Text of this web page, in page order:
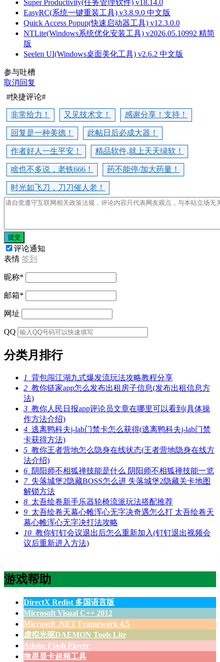
Super Productivity(任务管理软件) v18.14.0
EasyRC(系统一键重装工具) v3.8.9.0 中文版
Quick Access Popup(快速启动器工具) v12.3.0.0
NTLite(Windows系统优化安装工具) v2026.05.10992 精简
版
Seelen UI(Windows桌面美化工具) v2.6.2 中文版
参与吐槽
取消回复
#快捷评论#
非常给力！ 又见技术文！ 感谢分享！支持！
回复是一种美德！ 此帖日后必成大器！
作者好人一生平安！ 精品软件,就上天天绿软！
啥也不多说，老铁666！ 药不能停/加大药量！
时光如飞刀，刀刀催人老！
提交
评论通知
表情 签到
昵称*
邮箱*
网址
QQ
分类月排行
1 背包闯江湖九式爆发流玩法攻略教程分享
2 教你链家app怎么发布出租房子信息(发布出租信息方
法)
3 教你人民日报app评论员文章在哪里可以看到(具体操
作方法介绍)
4 逃离鸭科夫j-lab门禁卡怎么获得(逃离鸭科夫j-lab门禁
卡获得方法)
5 教你王者营地怎么隐身在线状态(王者营地隐身在线方
法介绍)
6 阴阳师不相狐禅技能是什么 阴阳师不相狐禅技能一览
7失落城堡2隐藏BOSS怎么进 失落城堡2隐藏关卡地图
解锁方法
8 太吾绘卷新手乐器轮椅流派玩法搭配推荐
9 太吾绘卷天幕心帷浑心无字决奇遇怎么打 太吾绘卷天
幕心帷浑心无字决打法攻略
10 教你钉钉会议退出后怎么重新加入(钉钉退出视频会
议后重新进入方法)
游戏帮助
DirectX Redist 多国语言版
Microsoft Visual C++ 2012
Microsoft .NET Framework 4.5
虚拟光驱DAEMON Tools Lite
Adobe Flash Player
微星显卡超频工具